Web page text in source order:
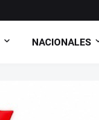
NACIONALES